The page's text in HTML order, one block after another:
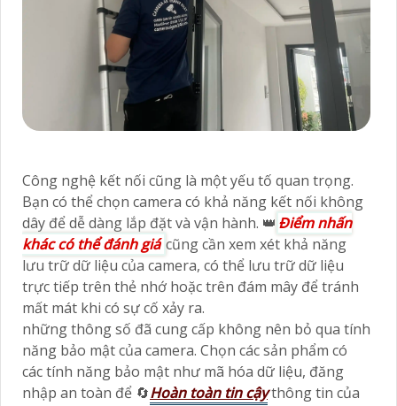
Công nghệ kết nối cũng là một yếu tố quan trọng.
Bạn có thể chọn camera có khả năng kết nối không
dây để dễ dàng lắp đặt và vận hành. 👑 Điểm nhấn
khác có thể đánh giácũng cần xem xét khả năng
lưu trữ dữ liệu của camera, có thể lưu trữ dữ liệu
trực tiếp trên thẻ nhớ hoặc trên đám mây để tránh
mất mát khi có sự cố xảy ra.
những thông số đã cung cấp không nên bỏ qua tính
năng bảo mật của camera. Chọn các sản phẩm có
các tính năng bảo mật như mã hóa dữ liệu, đăng
nhập an toàn để 🔄Hoàn toàn tin cậythông tin của